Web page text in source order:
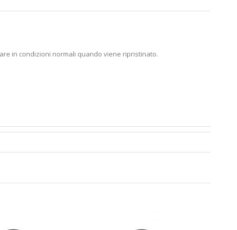
in condizioni normali quando viene ripristinato.